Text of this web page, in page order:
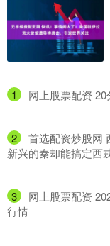
1 网上股票配资
2
首选配资炒股网
新兴的秦却能搞定西
3
网上股票配资
行情